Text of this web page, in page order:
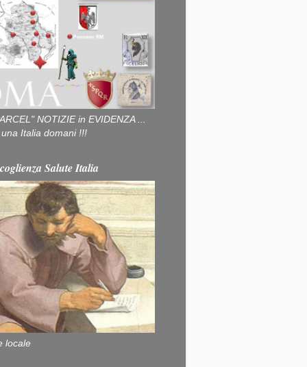
NOTIZIE in EVIDENZA ...
Italia domani !!!
Salute Italia
locale